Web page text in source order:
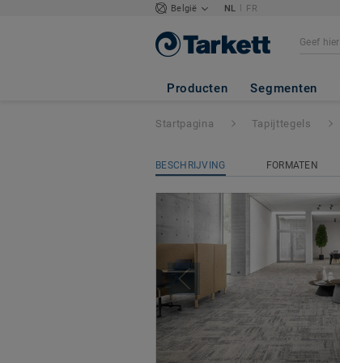
België NL | FR
Producten Segmenten
Futurity
Startpagina Tapijttegels
BESCHRIJVING FORMATEN